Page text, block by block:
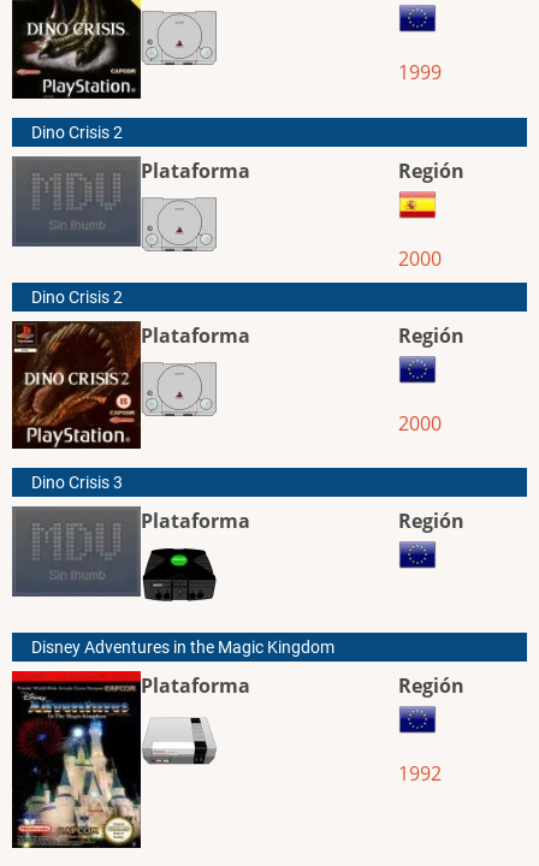
1999
Dino Crisis 2
Plataforma Región
2000
Dino Crisis 2
Plataforma Región
2000
Dino Crisis 3
Plataforma Región
Disney Adventures in the Magic Kingdom
Plataforma Región
1992